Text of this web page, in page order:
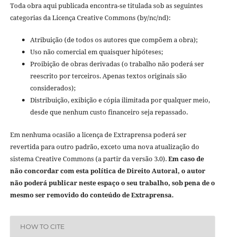
Toda obra aqui publicada encontra-se titulada sob as seguintes
categorias da Licença Creative Commons (by/nc/nd):
Atribuição (de todos os autores que compõem a obra);
Uso não comercial em quaisquer hipóteses;
Proibição de obras derivadas (o trabalho não poderá ser
reescrito por terceiros. Apenas textos originais são
considerados);
Distribuição, exibição e cópia ilimitada por qualquer meio,
desde que nenhum custo financeiro seja repassado.
Em nenhuma ocasião a licença de Extraprensa poderá ser
revertida para outro padrão, exceto uma nova atualização do
sistema Creative Commons (a partir da versão 3.0).Em caso de
não concordar com esta política de Direito Autoral, o autor
não poderá publicar neste espaço o seu trabalho, sob pena de o
mesmo ser removido do conteúdo de Extraprensa.
HOW TO CITE